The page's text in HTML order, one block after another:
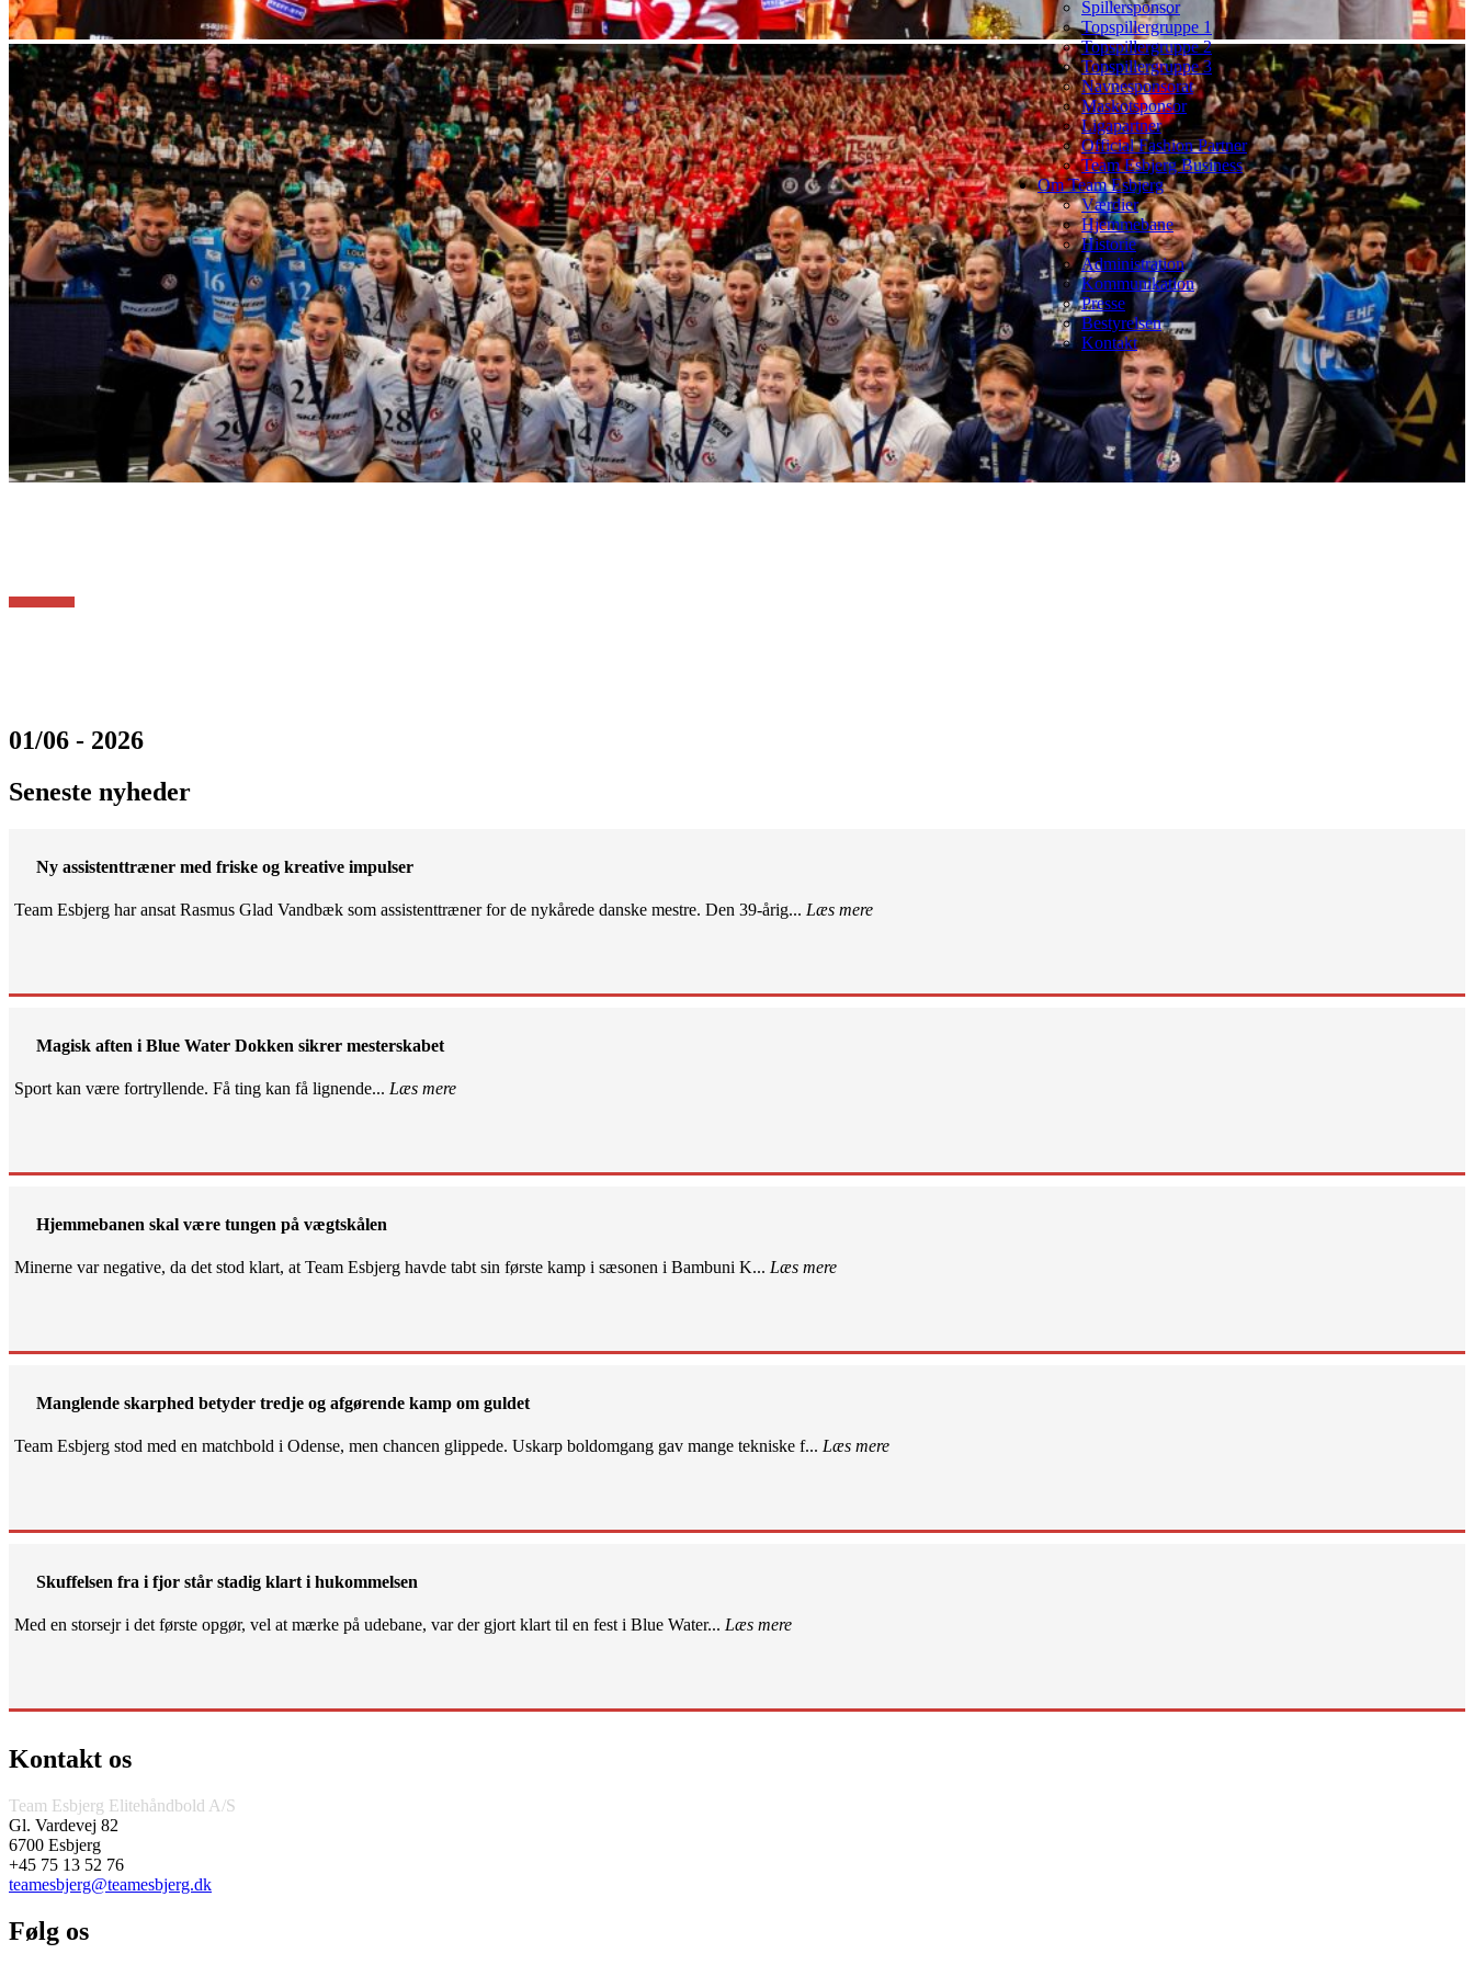
Spillersponsor
Topspillergruppe 1
Topspillergruppe 2
Topspillergruppe 3
Navnesponsorat
Maskotsponsor
Ligapartner
Official Fashion Partner
Team Esbjerg Business
Om Team Esbjerg
Værdier
Hjemmebane
Historie
Administration
Kommunikation
Presse
Bestyrelsen
Kontakt
01/06 - 2026
Seneste nyheder
Ny assistenttræner med friske og kreative impulser
Team Esbjerg har ansat Rasmus Glad Vandbæk som assistenttræner for de nykårede danske mestre. Den 39-årig... Læs mere
Magisk aften i Blue Water Dokken sikrer mesterskabet
Sport kan være fortryllende. Få ting kan få lignende... Læs mere
Hjemmebanen skal være tungen på vægtskålen
Minerne var negative, da det stod klart, at Team Esbjerg havde tabt sin første kamp i sæsonen i Bambuni K... Læs mere
Manglende skarphed betyder tredje og afgørende kamp om guldet
Team Esbjerg stod med en matchbold i Odense, men chancen glippede. Uskarp boldomgang gav mange tekniske f... Læs mere
Skuffelsen fra i fjor står stadig klart i hukommelsen
Med en storsejr i det første opgør, vel at mærke på udebane, var der gjort klart til en fest i Blue Water... Læs mere
Kontakt os
Team Esbjerg Elitehåndbold A/S
Gl. Vardevej 82
6700 Esbjerg
+45 75 13 52 76
teamesbjerg@teamesbjerg.dk
Følg os